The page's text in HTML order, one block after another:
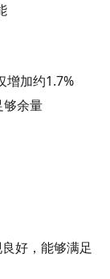
增加约1.7%
余量
好，能够满足